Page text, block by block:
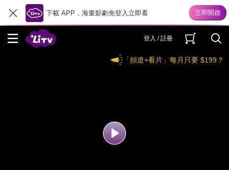
下載 APP，海量影劇免登入立即看
登入 / 註冊
「頻道+看片」每月只要 $199？